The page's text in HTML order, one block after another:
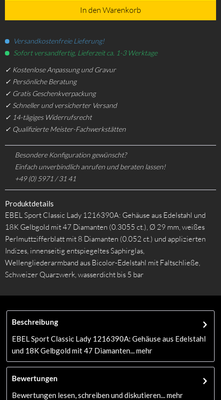
In den Warenkorb
Versandkostenfreie Lieferung!
Sofort versandfertig, Lieferzeit ca. 1-3 Werktage
✓ Kostenlose Anpassung und Gravur
✓ Persönliche Beratung
✓ Gratis Geschenkverpackung
✓ Schneller und versicherter Versand
✓ 14-tägiges Widerrufsrecht
✓ Qualifizierte Meister-Fachwerkstätten
Besondere Konfiguration gewünscht?
Einfach unverbindlich anrufen und beraten lassen!
+49 (0) 5971 / 31 41
Produktdetails
EBEL Sport Classic Lady 1216390A: Gehäuse aus Edelstahl und
18K Gelbgold mit 47 Diamanten (0.3055 ct.), Ø 29 mm, weißes
Perlmuttzifferblatt mit 8 Diamanten (0.052 ct.) und applizierten
Indizes, innenseitig entspiegeltes Saphirglas,
Wellengliederarmband aus Bicolor-Edelstahl mit Faltschließe,
Schweizer Quarzwerk, wasserdicht bis 5 bar
Beschreibung
EBEL Sport Classic Lady 1216390A: Gehäuse aus Edelstahl
und 18K Gelbgold mit 47 Diamanten...
mehr
Bewertungen
Bewertungen lesen, schreiben und diskutieren...
mehr